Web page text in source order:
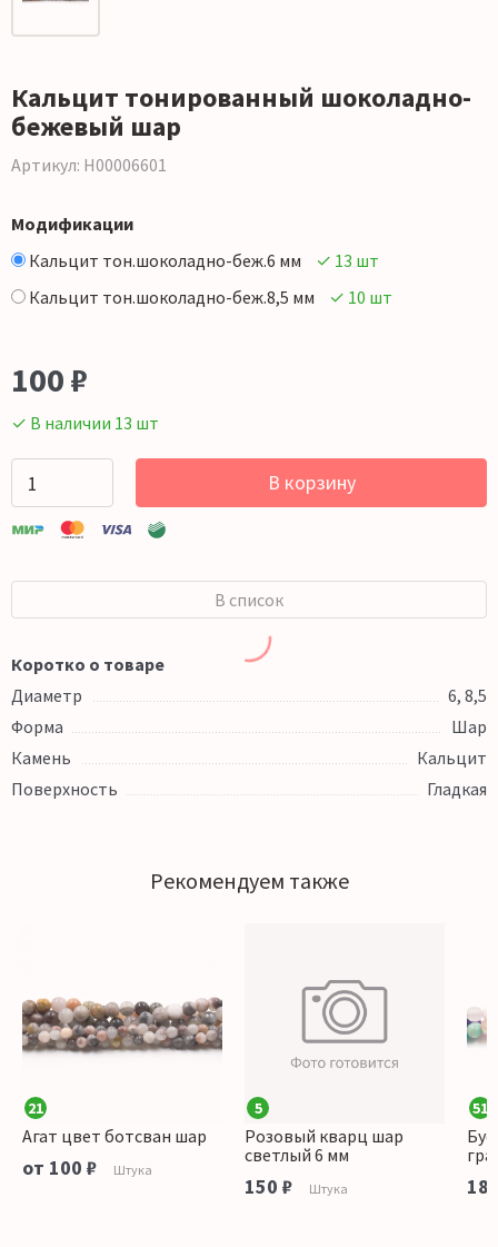
Кальцит тонированный шоколадно-
бежевый шар
Артикул: Н00006601
Модификации
Кальцит тон.шоколадно-беж.6 мм
✓ 13 шт
Кальцит тон.шоколадно-беж.8,5 мм
✓ 10 шт
100₽
✓ В наличии 13 шт
В корзину
В список
Коротко о товаре
Диаметр
6, 8,5
Форма
Шар
Камень
Кальцит
Поверхность
Гладкая
Рекомендуем также
21
Агат цвет ботсван шар
от 100 ₽ Штука
5
Розовый кварц шар
светлый 6 мм
150 ₽ Штука
51